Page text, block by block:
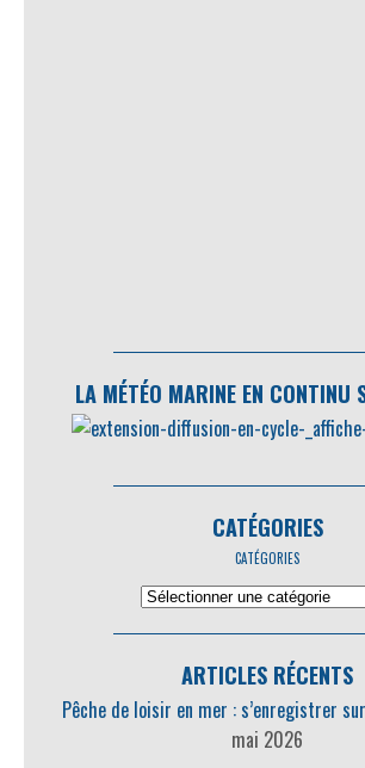
LA MÉTÉO MARINE EN CONTINU
CATÉGORIES
CATÉGORIES
ARTICLES RÉCENTS
Pêche de loisir en mer : s’enregistrer
mai 2026